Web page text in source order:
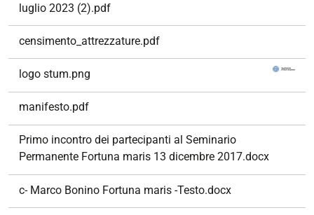
luglio 2023 (2).pdf
censimento_attrezzature.pdf
logo stum.png
manifesto.pdf
Primo incontro dei partecipanti al Seminario
Permanente Fortuna maris 13 dicembre 2017.docx
c- Marco Bonino Fortuna maris -Testo.docx